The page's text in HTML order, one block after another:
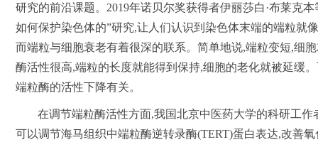
研究的前沿课题。2019年诺贝尔奖获得者伊丽莎白·布莱克
如何保护染色体的”研究,让人们认识到染色体末端的端粒就
而端粒与细胞衰老有着很深的联系。简单地说,端粒变短,细
酶活性很高,端粒的长度就能得到保持,细胞的老化就被延缓
端粒酶的活性下降有关。
在调节端粒酶活性方面,我国北京中医药大学的科研工作
可以调节海马组织中端粒酶逆转录酶(TERT)蛋白表达,改善